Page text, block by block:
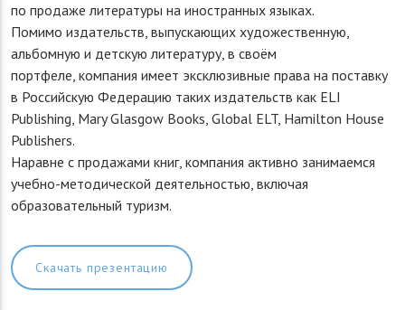
по продаже литературы на иностранных языках.
Помимо издательств, выпускающих художественную,
альбомную и детскую литературу, в своём
портфеле, компания имеет эксклюзивные права на поставку
в Российскую Федерацию таких издательств как ELI
Publishing, Mary Glasgow Books, Global ELT, Hamilton House
Publishers.
Наравне с продажами книг, компания активно занимаемся
учебно-методической деятельностью, включая
образовательный туризм.
Скачать презентацию